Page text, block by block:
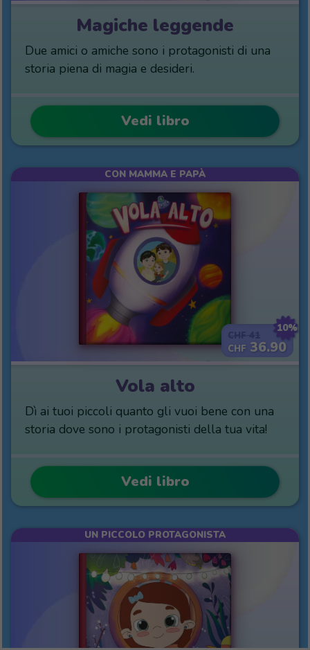
Magiche leggende
Due amici o amiche sono i protagonisti di una
storia piena di magia e desideri.
Vedi libro
10%
CHF 36.90
CON MAMMA E PAPÀ
Vola alto
Dì ai tuoi piccoli quanto gli vuoi bene con una
storia dove sono i protagonisti della tua vita!
Vedi libro
UN PICCOLO PROTAGONISTA